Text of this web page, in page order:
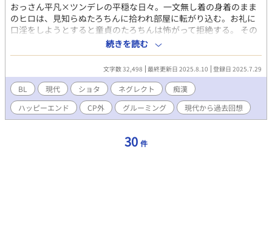
おっさん平凡×ツンデレの平穏な日々。一文無し着の身着のまま
のヒロは、見知らぬたろちんに拾われ部屋に転がり込む。お礼に
口淫をしようとすると童貞のたろちんは怖がって拒絶する。 その
後、恋人となったたろちんとの生活の中でヒロは欠けていたもの
を取り戻していく。二人が出会って童貞を失うまでを予定。 軽そ
うな今と重い過去を行き来し、ショタ、痴漢、ネグレクト、不登
校、下品、CP外等各回に出ます。年下×年上。リバなしのハピエ
ン。 6話の地図、7話の茜空が特に好きです。連載短編。不定期。
がっつり性描写はタイトルに明記してます。 ※下記要素がありま
す。苦手な方はご注意ください。 R18 いちゃらぶ おじさん
痴漢 回想グルーミング CP外 平凡×美形 ハピエン ショ
慰 現代 ビッチ 性の目覚め 精通
続きを読む
文字数 32,498 最終更新日 2025.8.10 登録日 2025.7.29
BL 現代 ショタ ネグレクト
痴漢
ハッピーエンド
CP外 グルーミング 現代から過去回想
30 件